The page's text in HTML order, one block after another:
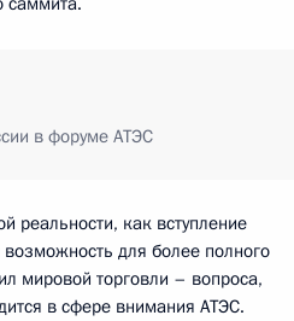
в форуме АТЭС
реальности, как вступление
для более полного
мировой торговли – вопроса,
в сфере внимания АТЭС.